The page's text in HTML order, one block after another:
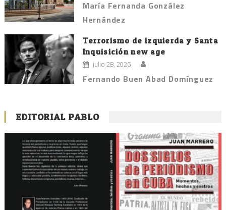
María Fernanda González
Hernández
Terrorismo de izquierda y Santa
Inquisición new age
julio 28, 2026
Fernando Buen Abad Domínguez
EDITORIAL PABLO